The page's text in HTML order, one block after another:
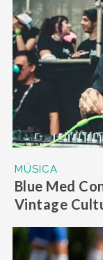
MÚSICA
Blue Med
Vintage